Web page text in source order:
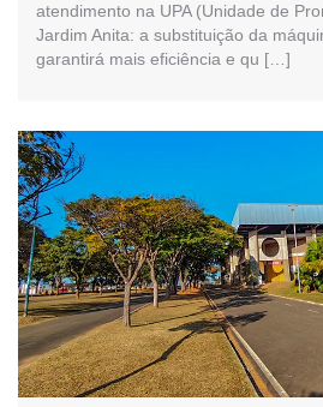
atendimento na UPA (Unidade de
Jardim Anita: a substituição da
garantirá mais eficiência e qu […]